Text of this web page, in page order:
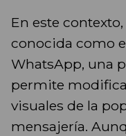
En este
conocida como
WhatsApp, una
permite
visuales de la
mensajería.